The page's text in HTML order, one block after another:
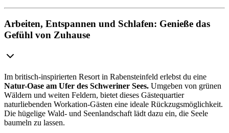
Arbeiten, Entspannen und Schlafen: Genieße das
Gefühl von Zuhause
Im britisch-inspirierten Resort in Rabensteinfeld erlebst du eine
Natur-Oase am Ufer des Schweriner Sees. Umgeben von grünen
Wäldern und weiten Feldern, bietet dieses Gästequartier
naturliebenden Workation-Gästen eine ideale Rückzugsmöglichkeit.
Die hügelige Wald- und Seenlandschaft lädt dazu ein, die Seele
baumeln zu lassen.